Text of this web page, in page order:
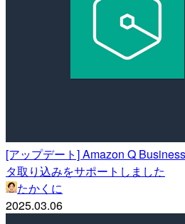
[アップデート] Amazon Q
タ取り込みをサポートしました
たかくに
2025.03.06